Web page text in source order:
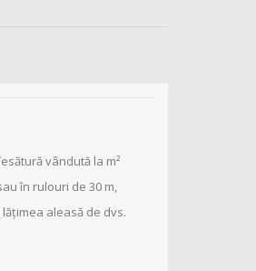
vândută la m²
în rulouri de 30 m,
lăţimea aleasă de dvs.